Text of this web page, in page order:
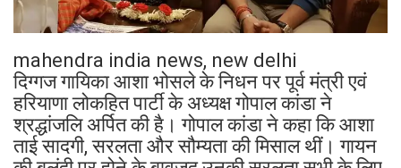
mahendra india news, new delhi
दिग्गज गायिका आशा भोसले के निधन पर पूर्व मंत्री एवं
हरियाणा लोकहित पार्टी के अध्यक्ष गोपाल कांडा ने
श्रद्धांजलि अर्पित की है। गोपाल कांडा ने कहा कि आशा
ताई सादगी, सरलता और सौम्यता की मिसाल थीं। गायन